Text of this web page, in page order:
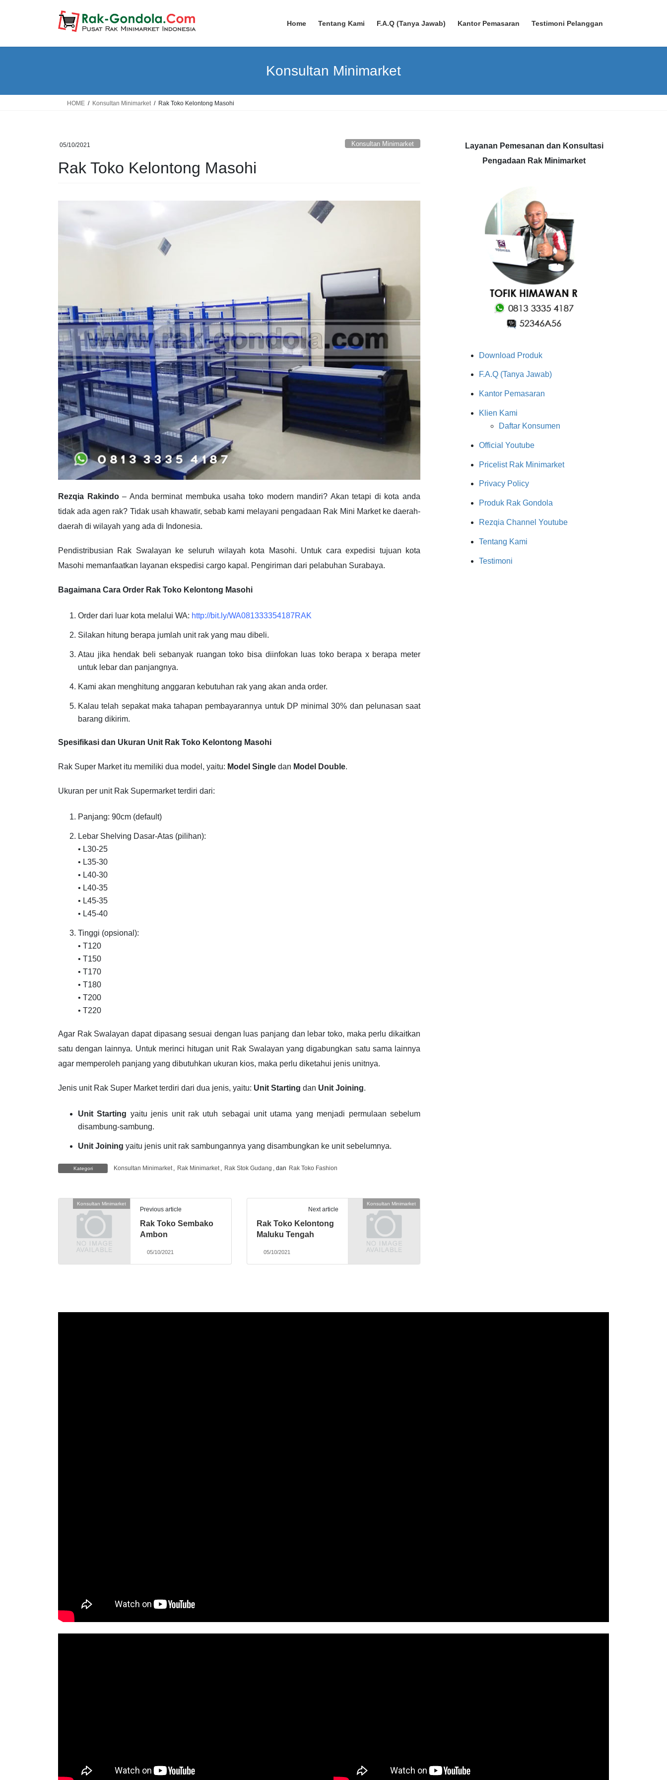
Home Tentang Kami F.A.Q (Tanya Jawab) Kantor Pemasaran Testimoni Pelanggan
Konsultan Minimarket
HOME Konsultan Minimarket Rak Toko Kelontong Masohi
05/10/2021 Konsultan Minimarket
Rak Toko Kelontong Masohi
Rezqia Rakindo– Anda berminat membuka usaha toko modern mandiri? Akan tetapi di kota anda
tidak ada agen rak? Tidak usah khawatir, sebab kami melayani pengadaan Rak Mini Market ke daerah-
daerah di wilayah yang ada di Indonesia.
Pendistribusian Rak Swalayan ke seluruh wilayah kota Masohi. Untuk cara expedisi tujuan kota
Masohi memanfaatkan layanan ekspedisi cargo kapal. Pengiriman dari pelabuhan Surabaya.
Bagaimana Cara Order Rak Toko Kelontong Masohi
Order dari luar kota melalui WA: http://bit.ly/WA081333354187RAK
Silakan hitung berapa jumlah unit rak yang mau dibeli.
Atau jika hendak beli sebanyak ruangan toko bisa diinfokan luas toko berapa x berapa meter
untuk lebar dan panjangnya.
Kami akan menghitung anggaran kebutuhan rak yang akan anda order.
Kalau telah sepakat maka tahapan pembayarannya untuk DP minimal 30% dan pelunasan saat
barang dikirim.
Spesifikasi dan Ukuran Unit Rak Toko Kelontong Masohi
Rak Super Market itu memiliki dua model, yaitu: Model Single dan Model Double.
Ukuran per unit Rak Supermarket terdiri dari:
Panjang: 90cm (default)
Lebar Shelving Dasar-Atas (pilihan):
• L30-25
• L35-30
• L40-30
• L40-35
• L45-35
• L45-40
Tinggi (opsional):
• T120
• T150
• T170
• T180
• T200
• T220
Agar Rak Swalayan dapat dipasang sesuai dengan luas panjang dan lebar toko, maka perlu dikaitkan
satu dengan lainnya. Untuk merinci hitugan unit Rak Swalayan yang digabungkan satu sama lainnya
agar memperoleh panjang yang dibutuhkan ukuran kios, maka perlu diketahui jenis unitnya.
Jenis unit Rak Super Market terdiri dari dua jenis, yaitu: Unit Starting dan Unit Joining.
Unit Starting yaitu jenis unit rak utuh sebagai unit utama yang menjadi permulaan sebelum
disambung-sambung.
Unit Joining yaitu jenis unit rak sambungannya yang disambungkan ke unit sebelumnya.
Kategori Konsultan Minimarket , Rak Minimarket , Rak Stok Gudang , dan Rak Toko Fashion
Konsultan Minimarket
Previous article
Rak Toko Sembako
Ambon
05/10/2021
Konsultan Minimarket
Next article
Rak Toko Kelontong
Maluku Tengah
05/10/2021
Layanan Pemesanan dan Konsultasi
Pengadaan Rak Minimarket
Download Produk
F.A.Q (Tanya Jawab)
Kantor Pemasaran
Klien Kami
Daftar Konsumen
Official Youtube
Pricelist Rak Minimarket
Privacy Policy
Produk Rak Gondola
Rezqia Channel Youtube
Tentang Kami
Testimoni